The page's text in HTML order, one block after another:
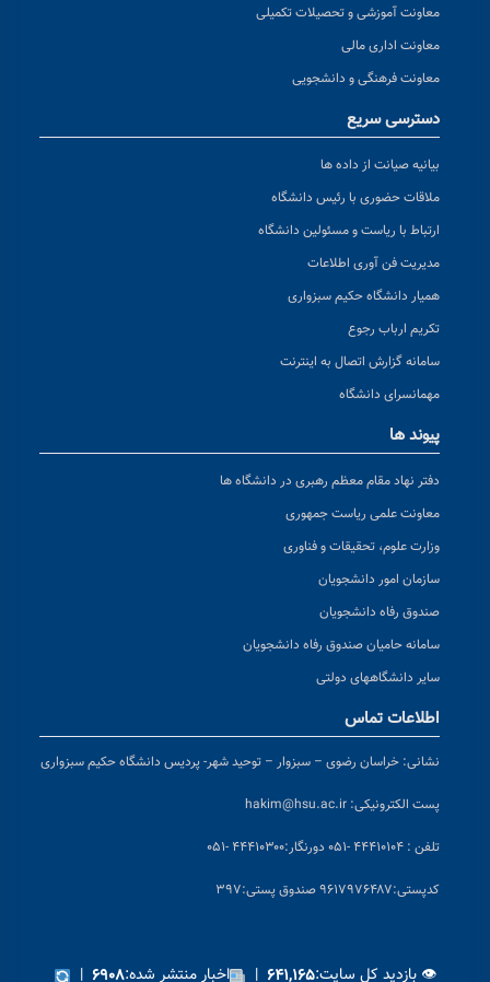
معاونت آموزشی و تحصیلات تکمیلی
معاونت اداری مالی
معاونت فرهنگی و دانشجویی
دسترسی سریع
بیانیه صیانت از داده ها
ملاقات حضوری با رئیس دانشگاه
ارتباط با ریاست و مسئولین دانشگاه
مدیریت فن آوری اطلاعات
همیار دانشگاه حکیم سبزواری
تکریم ارباب رجوع
سامانه گزارش اتصال به اینترنت
مهمانسرای دانشگاه
پیوند ها
دفتر نهاد مقام معظم رهبری در دانشگاه ها
معاونت علمی ریاست جمهوری
وزارت علوم، تحقیقات و فناوری
سازمان امور دانشجویان
صندوق رفاه دانشجویان
سامانه حامیان صندوق رفاه دانشجویان
سایر دانشگاههای دولتی
اطلاعات تماس
نشانی: خراسان رضوی – سبزوار – توحید شهر- پردیس دانشگاه حکیم سبزواری
پست الکترونیکی: hakim@hsu.ac.ir
تلفن : ۴۴۴۱۰۱۰۴ -۰۵۱ دورنگار:۴۴۴۱۰۳۰۰ -۰۵۱
کدپستی:۹۶۱۷۹۷۶۴۸۷ صندوق پستی:۳۹۷
👁 بازدید کل سایت:۶۴۱,۱۶۵ | اخبار منتشر شده:۶۹۰۸ |